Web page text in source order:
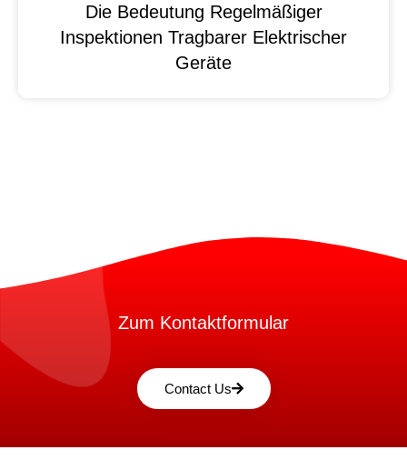
Die Bedeutung Regelmäßiger
Inspektionen Tragbarer Elektrischer
Geräte
Zum Kontaktformular
Contact Us